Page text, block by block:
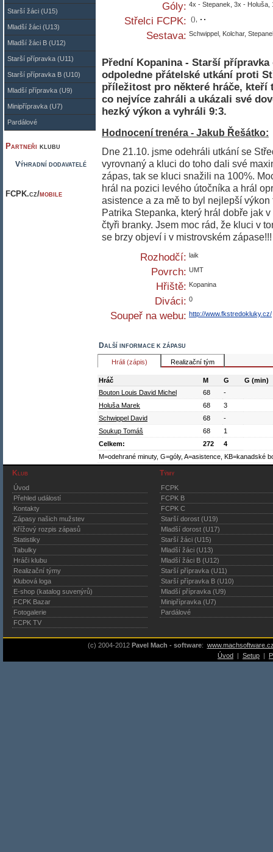
Starší žáci (U15)
Mladší žáci (U13)
Mladší žáci B (U12)
Starší přípravka (U11)
Starší přípravka B (U10)
Mladší přípravka (U9)
Minipřípravka (U7)
Pardálové
Partneři klubu
Výhradní dodavatelé
FCPK.cz/mobile
Góly: 4x - Stepanek, 3x -
Střelci FCPK: (),
Sestava: Schwippel, Kolchar,
Přední Kopanina - Starší
odpoledne přátelské utkání proti
příležitost pro některé hráče,
co nejvíce zahráli a ukázali své
hezký výkon a vyhráli 9:3.
Hodnocení trenéra - Jakub Řešátko:
Dne 21.10. jsme odehráli utkání se
vyrovnaný a kluci do toho dali své
zápas, tak se kluci snažili na 100%.
hrál na pozici levého útočníka a hrál
asistence a za mě to byl nejlepší
Patrika Stepanka, který hrál dobře jak
čtyři branky. Jsem moc rád, že kluci v
se brzy objeví i v mistrovském zápase!!!
Rozhodčí: laik
Povrch: UMT
Hřiště: Kopanina
Diváci: 0
Soupeř na webu: http://www.fkstredokluky.cz/
Další informace k zápasu
Hráli (zápis) Realizační tým
Hráč M G
G (min)
Bouton Louis David Michel
68
-
Holuša Marek
68
3
Schwippel David
68
-
Soukup Tomáš
68
1
Celkem:
272
4
M=odehrané minuty, G=góly, A=asistence, KB=kanadské
Klub
Úvod
Přehled událostí
Kontakty
Zápasy našich mužstev
Křížový rozpis zápasů
Statistiky
Tabulky
Hráči klubu
Realizační týmy
Klubová loga
E-shop (katalog suvenýrů)
FCPK Bazar
Fotogalerie
FCPK TV
Týmy
FCPK
FCPK B
FCPK C
Starší dorost (U19)
Mladší dorost (U17)
Starší žáci (U15)
Mladší žáci (U13)
Mladší žáci B (U12)
Starší přípravka (U11)
Starší přípravka B (U10)
Mladší přípravka (U9)
Minipřípravka (U7)
Pardálové
(c) 2004-2012 Pavel Mach - software:
Úvod | Setup |